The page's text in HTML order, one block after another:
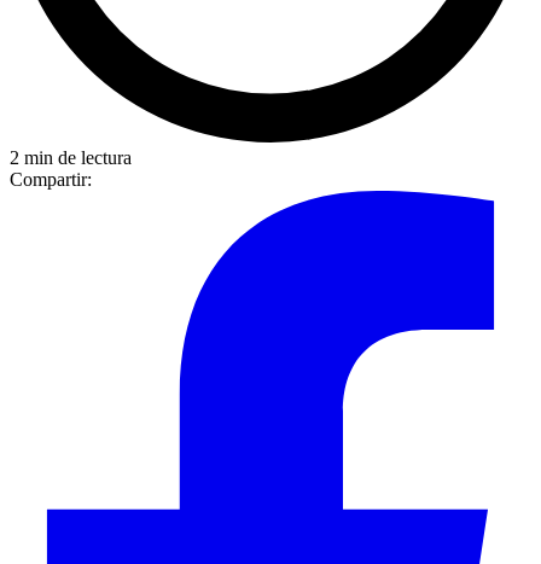
2 min de lectura
Compartir: